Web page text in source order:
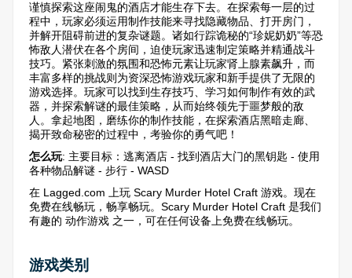
谨慎探索这座闹鬼的酒店才能生存下去。在探索每一层的过
程中，玩家必须运用制作技能来寻找隐藏物品、打开房门，
并解开阻碍前进的复杂谜题。诸如行踪诡秘的“珍妮奶奶”等恐
怖敌人潜伏在各个房间，迫使玩家迅速制定策略并精通战斗
技巧。紧张刺激的氛围和恐怖元素让玩家肾上腺素飙升，而
丰富多样的挑战则为资深恐怖游戏玩家和新手提供了无限的
游戏选择。玩家可以找到生存技巧、学习如何制作有效的武
器，并探索解谜的最佳策略，从而始终领先于噩梦般的敌
人。拿起地图，磨练你的制作技能，在探索酒店黑暗走廊、
揭开致命秘密的过程中，考验你的勇气吧！
怎么玩: 主要目标：逃离酒店 - 找到酒店大门的黑钥匙 - 使用
各种物品解谜 - 步行 - WASD
在 Lagged.com 上玩 Scary Murder Hotel Craft 游戏。现在
免费在线畅玩，畅享畅玩。Scary Murder Hotel Craft 是我们
有趣的 动作游戏 之一，可在任何设备上免费在线畅玩。
游戏类别